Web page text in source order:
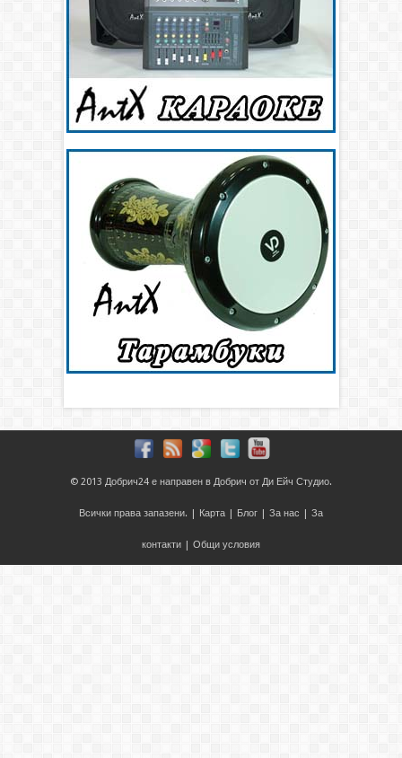
© 2013 Добрич24 е направен в Добрич от Ди Ейч Студио.
Всички права запазени. | Карта | Блог | За нас | За
контакти | Общи условия